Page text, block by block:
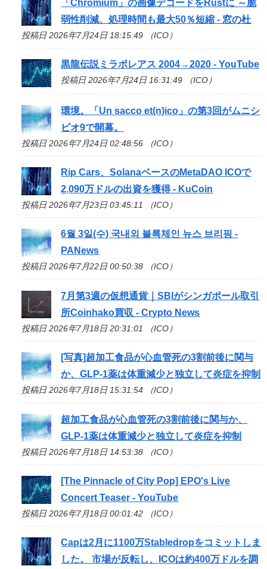
「Chromium」の画像デコードをRustに ～脆
弱性削減、処理時間も最大50％短縮 - 窓の杜
投稿日 2026年7月24日 18:15:49 （ICO）
黒龍伝説ミラボレアス 2004→2020 - YouTube
投稿日 2026年7月24日 16:31:49 （ICO）
環境。「Un sacco et(n)ico 」の第3回がムニシ
ピオ9で開幕。
投稿日 2026年7月24日 02:48:56 （ICO）
Rip Cars、SolanaベースのMetaDAO ICOで
2,090万ドルの出資を獲得 - KuCoin
投稿日 2026年7月23日 03:45:11 （ICO）
6월 3일(수) 국내외 블록체인 뉴스 브리핑 -
PANews
投稿日 2026年7月22日 00:50:38 （ICO）
7月第3週の仮想通貨｜SBIがシンガポール取引
所Coinhako買収 - Crypto News
投稿日 2026年7月18日 20:31:01 （ICO）
[写真]超加工食品が心血管死の3割前後に関与
か、GLP-1薬は体重減少と独立して炎症を抑制
投稿日 2026年7月18日 15:31:54 （ICO）
超加工食品が心血管死の3割前後に関与か、
GLP-1薬は体重減少と独立して炎症を抑制
投稿日 2026年7月18日 14:53:38 （ICO）
[The Pinnacle of City Pop] EPO's Live
Concert Teaser - YouTube
投稿日 2026年7月18日 00:01:42 （ICO）
Capは2月に1100万Stabledropをコミットしま
した。 市場が反転し、
ICOは約400万ドルを調